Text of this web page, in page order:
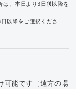
、本日より3日後以降を
以降をご選択くださ
可能です（遠方の場